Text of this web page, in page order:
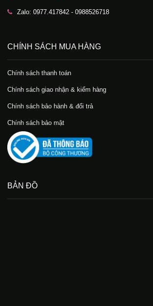
Zalo: 0977.417842 - 0988526718
CHÍNH SÁCH MUA HÀNG
Chính sách thanh toán
Chính sách giao nhận & kiểm hàng
Chính sách bảo hành & đổi trả
Chính sách bảo mật
BẢN ĐỒ